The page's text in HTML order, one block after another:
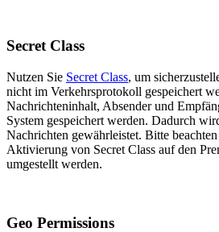
Secret Class
Nutzen Sie Secret Class, um
nicht im Verkehrsprotokoll gespeichert
Nachrichteninhalt, Absender und
System gespeichert werden. Dadurch
Nachrichten gewährleistet. Bitte beachten
Aktivierung von Secret Class auf den
umgestellt werden.
Geo Permissions